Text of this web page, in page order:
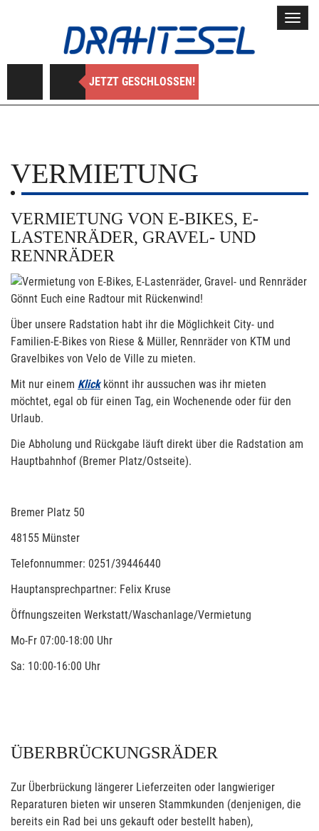
JETZT GESCHLOSSEN!
VERMIETUNG
VERMIETUNG VON E-BIKES, E-
LASTENRÄDER, GRAVEL- UND
RENNRÄDER
Gönnt Euch eine Radtour mit Rückenwind!
Über unsere Radstation habt ihr die Möglichkeit City- und
Familien-E-Bikes von Riese & Müller, Rennräder von KTM und
Gravelbikes von Velo de Ville zu mieten.
Mit nur einem Klickkönnt ihr aussuchen was ihr mieten
möchtet, egal ob für einen Tag, ein Wochenende oder für den
Urlaub.
Die Abholung und Rückgabe läuft direkt über die Radstation am
Hauptbahnhof (Bremer Platz/Ostseite).
Bremer Platz 50
48155 Münster
Telefonnummer: 0251/39446440
Hauptansprechpartner: Felix Kruse
Öffnungszeiten Werkstatt/Waschanlage/Vermietung
Mo-Fr 07:00-18:00 Uhr
Sa: 10:00-16:00 Uhr
ÜBERBRÜCKUNGSRÄDER
Zur Überbrückung längerer Lieferzeiten oder langwieriger
Reparaturen bieten wir unseren Stammkunden (denjenigen, die
bereits ein Rad bei uns gekauft oder bestellt haben),